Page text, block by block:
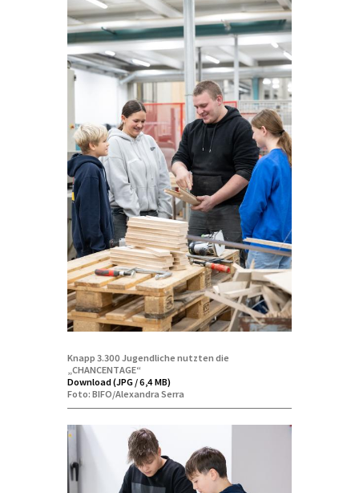
Knapp 3.300 Jugendliche nutzten die
„CHANCENTAGE“
Download (JPG / 6,4 MB)
Foto: BIFO/Alexandra Serra